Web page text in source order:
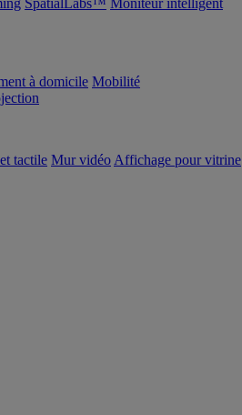
SpatialLabs™ Moniteur intelligent
à domicile Mobilité
tactile Mur vidéo Affichage pour vitrine